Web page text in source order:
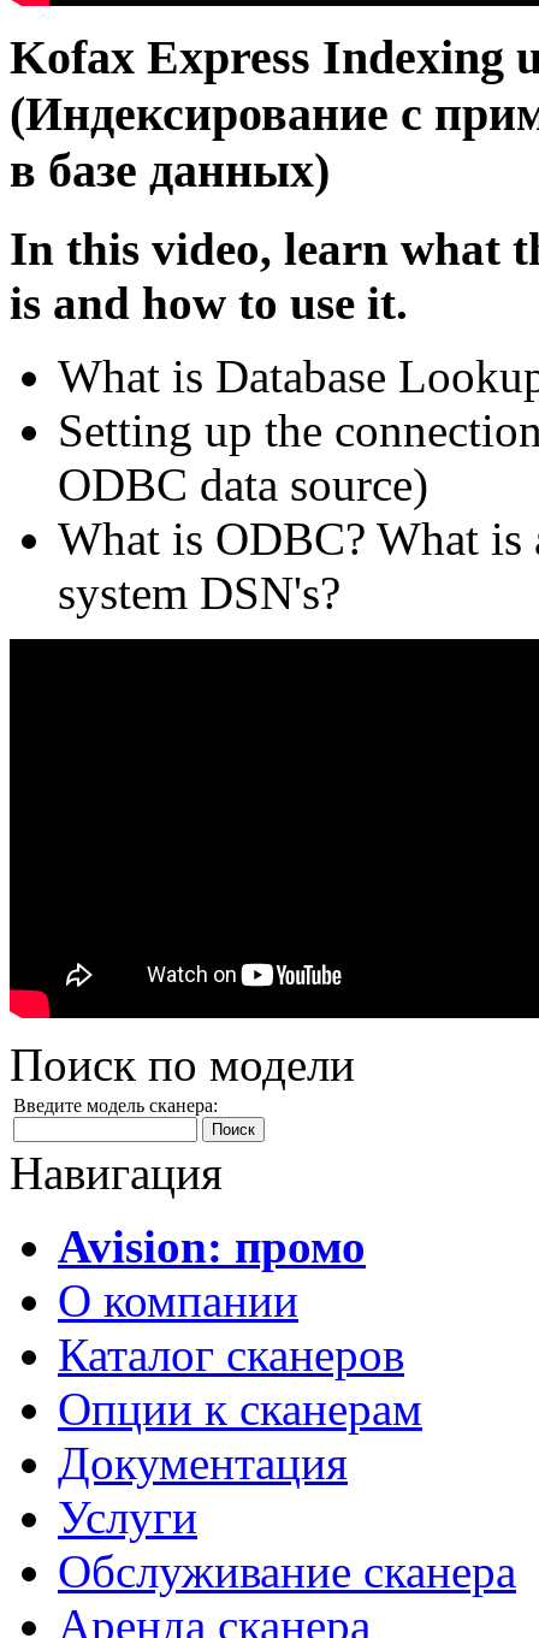
Kofax Express Indexing
(Индексирование с
в базе данных)
In this video, learn what
is and how to use it.
What is Database
Setting up the
ODBC data source)
What is ODBC? What is
system DSN's?
Поиск по модели
Введите модель сканера:
Навигация
Avision: промо
О компании
Каталог сканеров
Опции к сканерам
Документация
Услуги
Обслуживание сканера
Аренда сканера